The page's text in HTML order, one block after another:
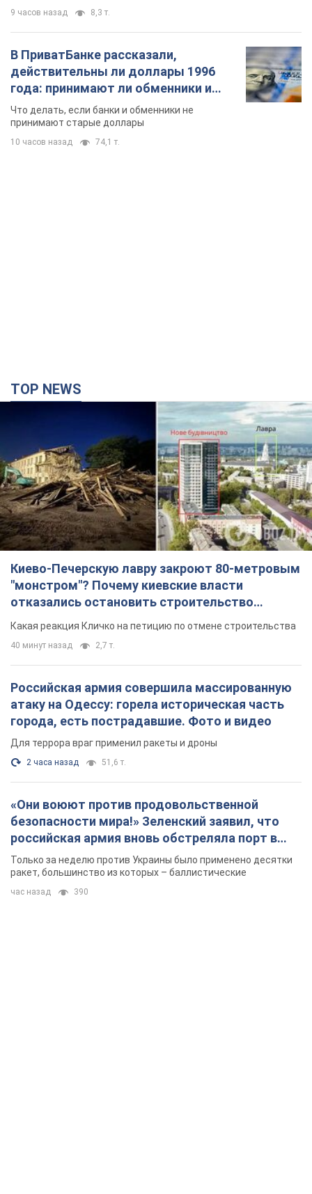
9 часов назад 8,3 т.
В ПриватБанке рассказали,
действительны ли доллары 1996
года: принимают ли обменники и
банки такие купюры
Что делать, если банки и обменники не
принимают старые доллары
10 часов назад 74,1 т.
TOP NEWS
Киево-Печерскую лавру закроют 80-метровым
"монстром"? Почему киевские власти
отказались остановить строительство
небоскреба "московского верующего"
Какая реакция Кличко на петицию по отмене строительства
40 минут назад 2,7 т.
Российская армия совершила массированную
атаку на Одессу: горела историческая часть
города, есть пострадавшие. Фото и видео
Для террора враг применил ракеты и дроны
2 часа назад 51,6 т.
«Они воюют против продовольственной
безопасности мира!» Зеленский заявил, что
российская армия вновь обстреляла порт в
Одессе
Только за неделю против Украины было применено десятки
ракет, большинство из которых – баллистические
час назад 390